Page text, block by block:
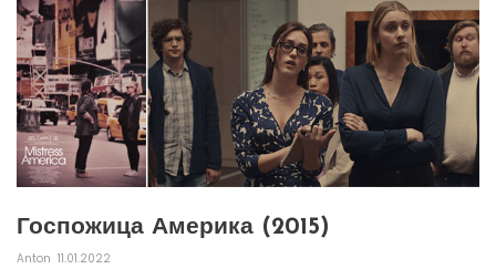
Госпожица Америка (2015)
Anton 11.01.2022